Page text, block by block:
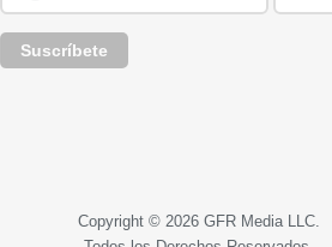
Suscríbete
Copyright © 2026 GFR Media LLC.